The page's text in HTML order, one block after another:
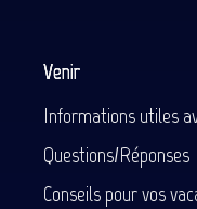
Venir
Informations utiles
Questions/Réponses
Conseils pour vos